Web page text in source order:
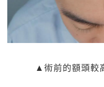
▲術前的額頭較